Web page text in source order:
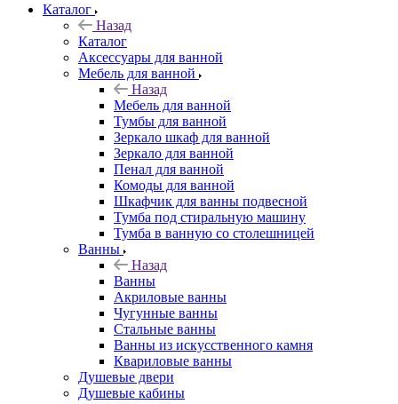
Каталог
Назад
Каталог
Аксессуары для ванной
Мебель для ванной
Назад
Мебель для ванной
Тумбы для ванной
Зеркало шкаф для ванной
Зеркало для ванной
Пенал для ванной
Комоды для ванной
Шкафчик для ванны подвесной
Тумба под стиральную машину
Тумба в ванную со столешницей
Ванны
Назад
Ванны
Акриловые ванны
Чугунные ванны
Стальные ванны
Ванны из искусственного камня
Квариловые ванны
Душевые двери
Душевые кабины